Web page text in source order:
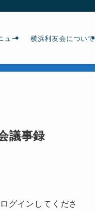
ュー 横浜利友会について
議事録
グインしてくださ